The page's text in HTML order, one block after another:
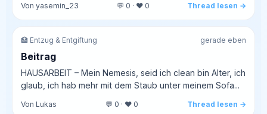
Von yasemin_23 💬 0 · ❤️ 0 Thread lesen →
🏥 Entzug & Entgiftung gerade eben
Beitrag
HAUSARBEIT – Mein Nemesis, seid ich clean bin Alter, ich
glaub, ich hab mehr mit dem Staub unter meinem Sofa...
Von Lukas 💬 0 · ❤️ 0 Thread lesen →